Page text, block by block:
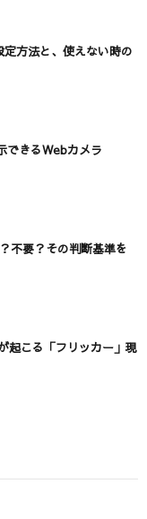
方法と、使えない時の
できるWebカメラ
不要？その判断基準を
起こる「フリッカー」現